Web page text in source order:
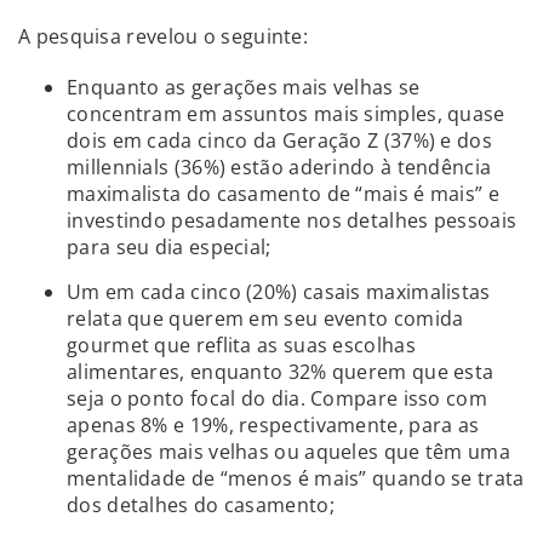
A pesquisa revelou o seguinte:
Enquanto as gerações mais velhas se
concentram em assuntos mais simples, quase
dois em cada cinco da Geração Z (37%) e dos
millennials (36%) estão aderindo à tendência
maximalista do casamento de “mais é mais” e
investindo pesadamente nos detalhes pessoais
para seu dia especial;
Um em cada cinco (20%) casais maximalistas
relata que querem em seu evento comida
gourmet que reflita as suas escolhas
alimentares, enquanto 32% querem que esta
seja o ponto focal do dia. Compare isso com
apenas 8% e 19%, respectivamente, para as
gerações mais velhas ou aqueles que têm uma
mentalidade de “menos é mais” quando se trata
dos detalhes do casamento;